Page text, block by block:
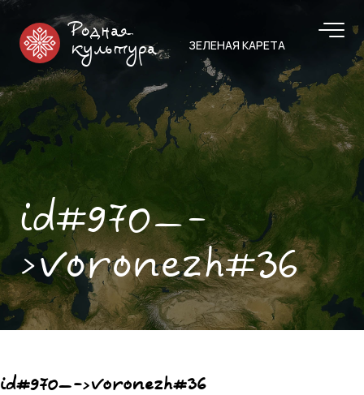
Родная
культура
ЗЕЛЕНАЯ КАРЕТА
id#970—-
>voronezh#36
id#970—->voronezh#36